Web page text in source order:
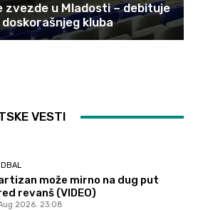
zvezde u Mladosti – debituje
kluba
VESTI
može mirno na dug put
revanš (VIDEO)
2026. 23:08